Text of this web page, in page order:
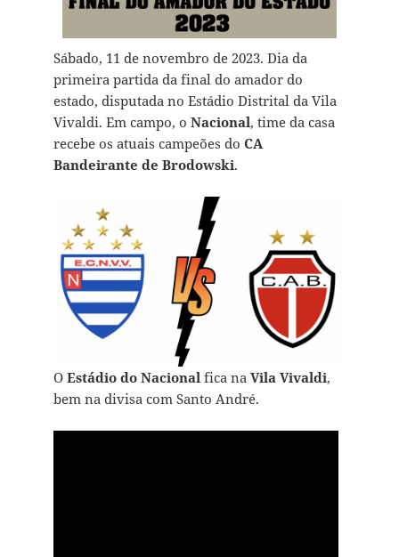
Sábado, 11 de novembro de 2023. Dia da
primeira partida da final do amador do
estado, disputada no Estádio Distrital da Vila
Vivaldi. Em campo, o Nacional, time da casa
recebe os atuais campeões do CA
Bandeirante de Brodowski.
OEstádio do Nacional fica na Vila Vivaldi,
bem na divisa com Santo André.